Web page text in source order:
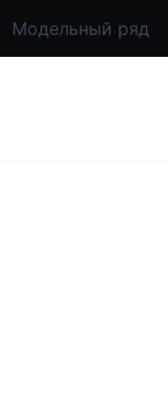
Модельный ряд